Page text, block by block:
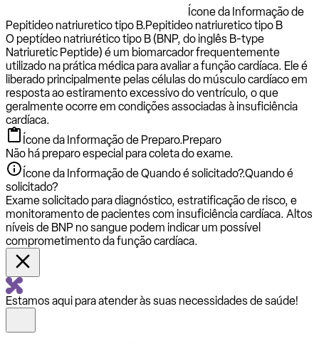
Ícone da Informação de
Pepitideo natriuretico tipo B.Pepitideo natriuretico tipo B
O peptídeo natriurético tipo B (BNP, do inglês B-type
Natriuretic Peptide) é um biomarcador frequentemente
utilizado na prática médica para avaliar a função cardíaca. Ele é
liberado principalmente pelas células do músculo cardíaco em
resposta ao estiramento excessivo do ventrículo, o que
geralmente ocorre em condições associadas à insuficiência
cardíaca.
Ícone da Informação de Preparo.Preparo
Não há preparo especial para coleta do exame.
Ícone da Informação de Quando é solicitado?.Quando é
solicitado?
Exame solicitado para diagnóstico, estratificação de risco, e
monitoramento de pacientes com insuficiência cardíaca. Altos
níveis de BNP no sangue podem indicar um possível
comprometimento da função cardíaca.
Estamos aqui para atender às suas necessidades de saúde!